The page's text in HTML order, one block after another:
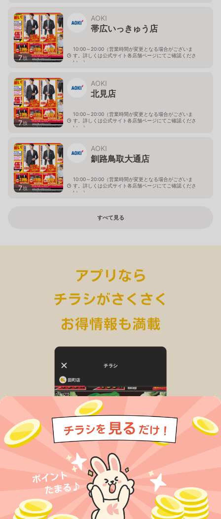
7枚
AOKI
帯広いっきゅう店
10:00～20:00（営業時間が変更となる場合がございま
す。詳しくは公式サイト各店舗ページにてご確認くださ
い。）
7枚
AOKI
北見店
10:00～20:00（営業時間が変更となる場合がございま
す。詳しくは公式サイト各店舗ページにてご確認くださ
い。）
7枚
AOKI
釧路鳥取大通店
10:00～20:00（営業時間が変更となる場合がございま
す。詳しくは公式サイト各店舗ページにてご確認くださ
い。）
すべて見る